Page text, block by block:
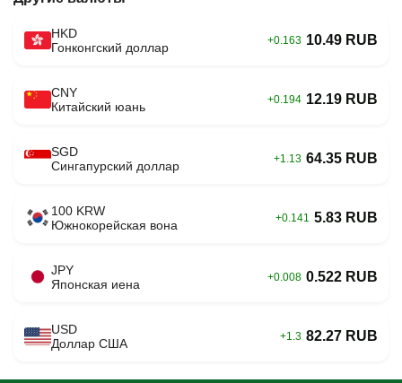
HKD
Гонконгский доллар
+0.163 10.49 RUB
CNY
Китайский юань
+0.194 12.19 RUB
SGD
Сингапурский доллар
+1.13 64.35 RUB
100 KRW
Южнокорейская вона
+0.141 5.83 RUB
JPY
Японская иена
+0.008 0.522 RUB
USD
Доллар США
+1.3 82.27 RUB